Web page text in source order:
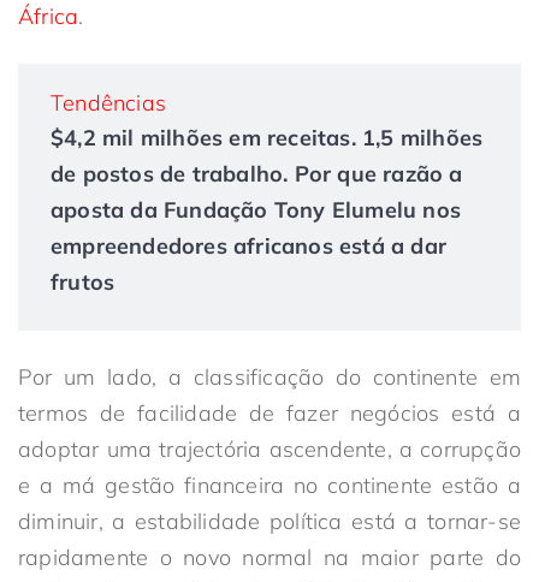
África.
Tendências
$4,2 mil milhões em receitas. 1,5 milhões
de postos de trabalho. Por que razão a
aposta da Fundação Tony Elumelu nos
empreendedores africanos está a dar
frutos
Por um lado, a classificação do continente em
termos de facilidade de fazer negócios está a
adoptar uma trajectória ascendente, a corrupção
e a má gestão financeira no continente estão a
diminuir, a estabilidade política está a tornar-se
rapidamente o novo normal na maior parte do